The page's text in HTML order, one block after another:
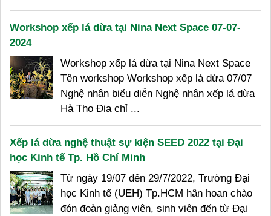
Workshop xếp lá dừa tại Nina Next Space 07-07-
2024
Workshop xếp lá dừa tại Nina Next Space
Tên workshop Workshop xếp lá dừa 07/07
Nghệ nhân biểu diễn Nghệ nhân xếp lá dừa
Hà Tho Địa chỉ ...
Xếp lá dừa nghệ thuật sự kiện SEED 2022 tại Đại
học Kinh tế Tp. Hồ Chí Minh
Từ ngày 19/07 đến 29/7/2022, Trường Đại
học Kinh tế (UEH) Tp.HCM hân hoan chào
đón đoàn giảng viên, sinh viên đến từ Đại